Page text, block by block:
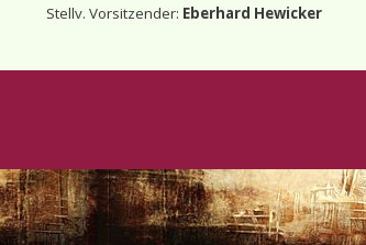
Stellv. Vorsitzender: Eberhard Hewicker